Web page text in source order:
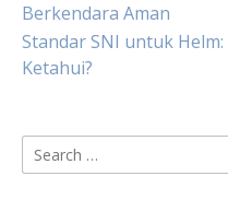
Berkendara Aman
Standar SNI untuk
Ketahui?
Search
for: